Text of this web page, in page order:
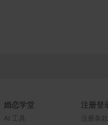
婚恋学堂
AI 工具
注册登
注册条款